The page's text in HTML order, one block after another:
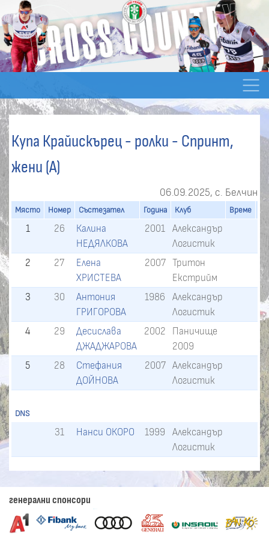
Купа Крайискърец - ролки - Спринт,
жени (A)
06.09.2025, с. Белчин
Място Номер Състезател Година Клуб Време
1 26
Калина
НЕДЯЛКОВА
2001
Александър
Логистик
2
27
Елена
ХРИСТЕВА
2007
Тритон
Екстрийм
3
30
Антония
ГРИГОРОВА
1986
Александър
Логистик
4
29
Десислава
ДЖАДЖАРОВА
2002
Паничище
2009
5
28
Стефания
ДОЙНОВА
2007
Александър
Логистик
DNS
31 Нанси ОКОРО 1999
Александър
Логистик
генерални спонсори